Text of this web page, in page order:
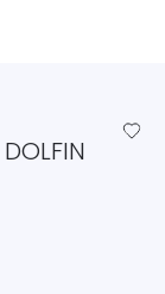
favorite_border